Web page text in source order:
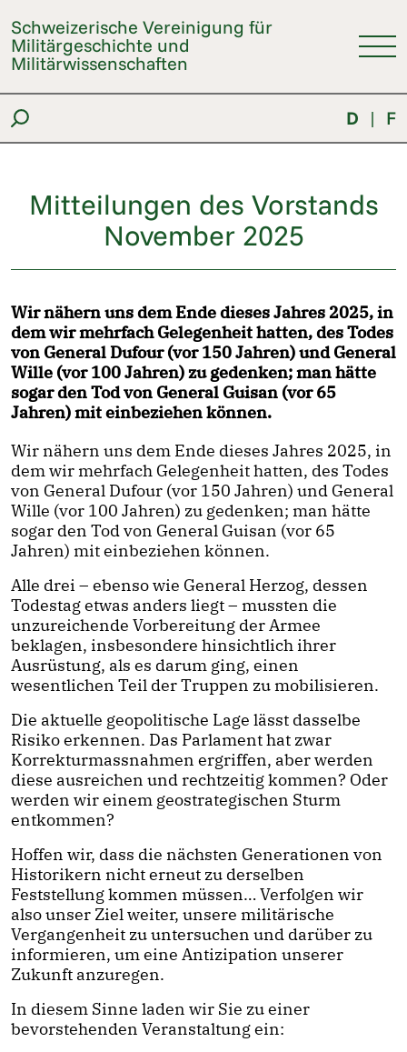
Schweizerische Vereinigung für
Militärgeschichte und
Militärwissenschaften
D | F
Mitteilungen des Vorstands
November 2025
Wir nähern uns dem Ende dieses Jahres 2025, in
dem wir mehrfach Gelegenheit hatten, des Todes
von General Dufour (vor 150 Jahren) und General
Wille (vor 100 Jahren) zu gedenken; man hätte
sogar den Tod von General Guisan (vor 65
Jahren) mit einbeziehen können.
Wir nähern uns dem Ende dieses Jahres 2025, in
dem wir mehrfach Gelegenheit hatten, des Todes
von General Dufour (vor 150 Jahren) und General
Wille (vor 100 Jahren) zu gedenken; man hätte
sogar den Tod von General Guisan (vor 65
Jahren) mit einbeziehen können.
Alle drei – ebenso wie General Herzog, dessen
Todestag etwas anders liegt – mussten die
unzureichende Vorbereitung der Armee
beklagen, insbesondere hinsichtlich ihrer
Ausrüstung, als es darum ging, einen
wesentlichen Teil der Truppen zu mobilisieren.
Die aktuelle geopolitische Lage lässt dasselbe
Risiko erkennen. Das Parlament hat zwar
Korrekturmassnahmen ergriffen, aber werden
diese ausreichen und rechtzeitig kommen? Oder
werden wir einem geostrategischen Sturm
entkommen?
Hoffen wir, dass die nächsten Generationen von
Historikern nicht erneut zu derselben
Feststellung kommen müssen… Verfolgen wir
also unser Ziel weiter, unsere militärische
Vergangenheit zu untersuchen und darüber zu
informieren, um eine Antizipation unserer
Zukunft anzuregen.
In diesem Sinne laden wir Sie zu einer
bevorstehenden Veranstaltung ein: